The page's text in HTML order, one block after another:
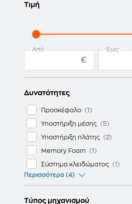
Τιμή
Από
€
Έως
Δυνατότητες
Προσκέφαλο
Υποστήριξη μέσης
Υποστήριξη πλάτης
Memory Foam
Σύστημα κλειδώματος
Περισσότερα (4)
Τύπος μηχανισμού